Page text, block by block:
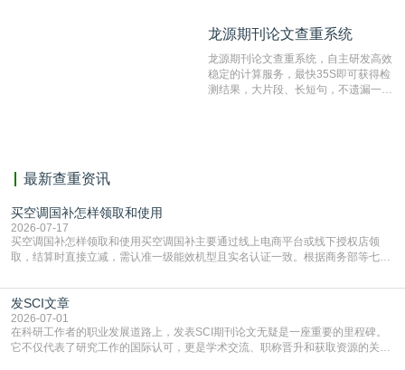
编辑部检测来稿和已发表的文献,检测
测时注意填写第一作者,才能排除已发
表文献复制比。（限制字符数1万）
龙源期刊论文查重系统
龙源期刊论文查重系统，自主研发高效
稳定的计算服务，最快35S即可获得检
测结果，大片段、长短句，不遗漏一处
最新查重资讯
买空调国补怎样领取和使用
2026-07-17
买空调国补怎样领取和使用买空调国补主要通过线上电商平台或线下授权店领
取，结算时直接立减‌，需认准一级能效机型且实名认证一致。根据商务部等七部
能领到补贴首选‌京东APP‌搜索专属口令(如【家电补贴1637】、【国补立省
4949】等，口令会随活动更新，以页面显示为准)进入补贴专场。淘宝/天猫也可
复制粘贴【8$FKFGgJq
发SCI文章
2026-07-01
在科研工作者的职业发展道路上，发表SCI期刊论文无疑是一座重要的里程碑。
它不仅代表了研究工作的国际认可，更是学术交流、职称晋升和获取资源的关键